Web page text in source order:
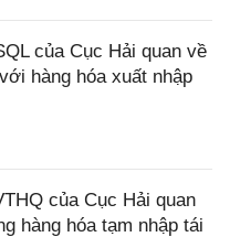
của Cục Hải quan về
hàng hóa xuất nhập
của Cục Hải quan
hàng hóa tạm nhập tái